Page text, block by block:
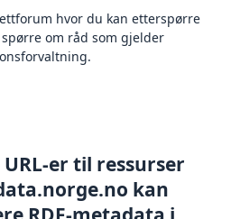
hvor du kan etterspørre
om råd som gjelder
URL-er til ressurser
kan